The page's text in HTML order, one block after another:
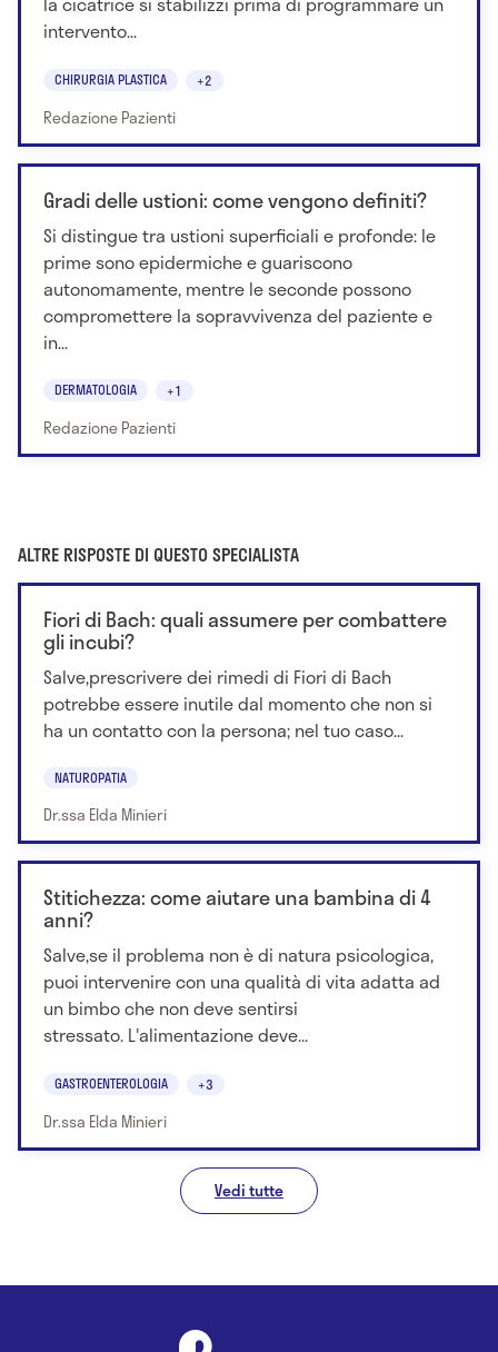
intervento...
CHIRURGIA PLASTICA +2
Redazione Pazienti
Gradi delle ustioni: come vengono definiti?
Si distingue tra ustioni superficiali e profonde: le
prime sono epidermiche e guariscono
autonomamente, mentre le seconde possono
compromettere la sopravvivenza del paziente e
in...
DERMATOLOGIA +1
Redazione Pazienti
ALTRE RISPOSTE DI QUESTO SPECIALISTA
Fiori di Bach: quali assumere per combattere
gli incubi?
Salve,prescrivere dei rimedi di Fiori di Bach
potrebbe essere inutile dal momento che non si
ha un contatto con la persona; nel tuo caso...
NATUROPATIA
Dr.ssa Elda Minieri
Stitichezza: come aiutare una bambina di 4
anni?
Salve,se il problema non è di natura psicologica,
puoi intervenire con una qualità di vita adatta ad
un bimbo che non deve sentirsi
stressato. L'alimentazione deve...
GASTROENTEROLOGIA +3
Dr.ssa Elda Minieri
Vedi tutte